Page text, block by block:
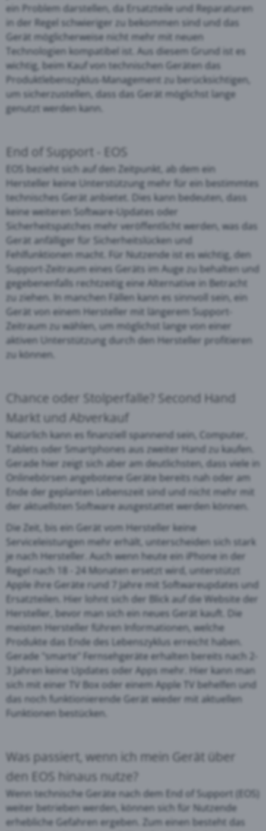
ein Problem darstellen, da Ersatzteile und Reparaturen
in der Regel schwieriger zu bekommen sind und das
Gerät möglicherweise nicht mehr mit neuen
Technologien kompatibel ist. Aus diesem Grund ist es
wichtig, beim Kauf von technischen Geräten das
Produktlebenszyklus-Management zu berücksichtigen,
um sicherzustellen, dass das Gerät möglichst lange
genutzt werden kann.
End of Support - EOS
EOS bezieht sich auf den Zeitpunkt, ab dem ein
Hersteller keine Unterstützung mehr für ein bestimmtes
technisches Gerät anbietet. Dies kann bedeuten, dass
keine weiteren Software-Updates oder
Sicherheitspatches mehr veröffentlicht werden, was das
Gerät anfälliger für Sicherheitslücken und
Fehlfunktionen macht. Für Nutzende ist es wichtig, den
Support-Zeitraum eines Geräts im Auge zu behalten und
gegebenenfalls rechtzeitig eine Alternative in Betracht
zu ziehen. In manchen Fällen kann es sinnvoll sein, ein
Gerät von einem Hersteller mit längerem Support-
Zeitraum zu wählen, um möglichst lange von einer
aktiven Unterstützung durch den Hersteller profitieren
zu können.
Chance oder Stolperfalle? Second Hand
Markt und Abverkauf
Natürlich kann es finanziell spannend sein, Computer,
Tablets oder Smartphones aus zweiter Hand zu kaufen.
Gerade hier zeigt sich aber am deutlichsten, dass viele in
Onlinebörsen angebotene Geräte bereits nah oder am
Ende der geplanten Lebenszeit sind und nicht mehr mit
der aktuellsten Software ausgestattet werden können.
Die Zeit, bis ein Gerät vom Hersteller keine
Serviceleistungen mehr erhält, unterscheiden sich stark
je nach Hersteller. Auch wenn heute ein iPhone in der
Regel nach 18 - 24 Monaten ersetzt wird, unterstützt
Apple ihre Geräte rund 7 Jahre mit Softwareupdates und
Ersatzteilen. Hier lohnt sich der Blick auf die Website der
Hersteller, bevor man sich ein neues Gerät kauft. Die
meisten Hersteller führen Informationen, welche
Produkte das Ende des Lebenszyklus erreicht haben.
Gerade "smarte" Fernsehgeräte erhalten bereits nach 2-
3 Jahren keine Updates oder Apps mehr. Hier kann man
sich mit einer TV Box oder einem Apple TV behelfen und
das noch funktionierende Gerät wieder mit aktuellen
Funktionen bestücken.
Was passiert, wenn ich mein Gerät über
den EOS hinaus nutze?
Wenn technische Geräte nach dem End of Support (EOS)
weiter betrieben werden, können sich für Nutzende
erhebliche Gefahren ergeben. Zum einen besteht das